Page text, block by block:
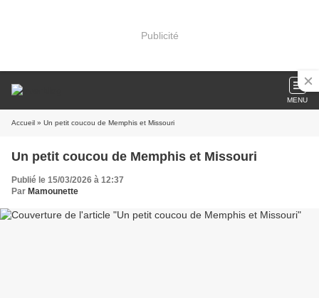
Publicité
MENU
Accueil » Un petit coucou de Memphis et Missouri
Un petit coucou de Memphis et Missouri
Publié le 15/03/2026 à 12:37
Par Mamounette